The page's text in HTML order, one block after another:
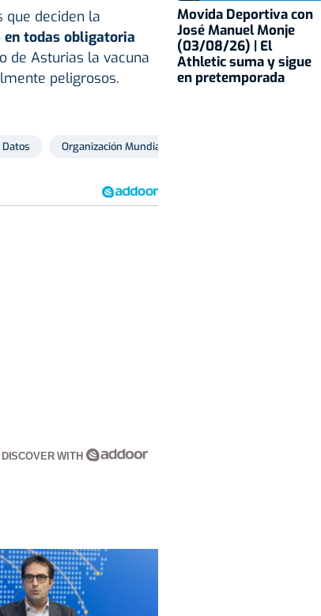
que deciden la
en todas obligatoria
de Asturias la vacuna
peligrosos.
Datos Organización Mundial de la Salud
DISCOVER WITH
Movida Deportiva con
José Manuel Monje
(03/08/26) | El
Athletic suma y sigue
en pretemporada